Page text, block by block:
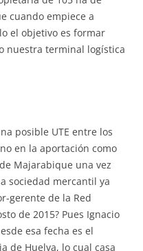
cuando empiece a
el objetivo es formar
nuestra terminal logística
posible UTE entre los
en la aportación como
Majarabique una vez
sociedad mercantil ya
gerente de la Red
de 2015? Pues Ignacio
esa fecha es el
de Huelva, lo cual casa